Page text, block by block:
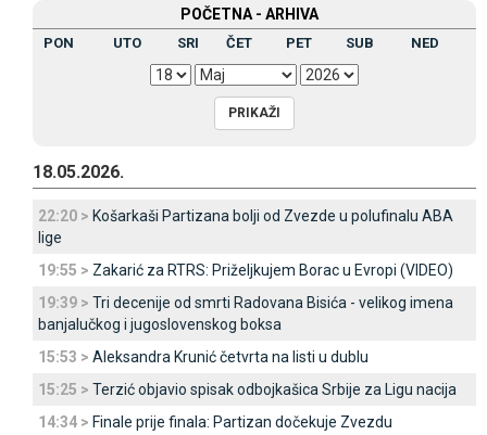
POČETNA - ARHIVA
PON UTO SRI ČET PET SUB NED
18.05.2026.
22:20 > Košarkaši Partizana bolji od Zvezde u polufinalu ABA
lige
19:55 > Zakarić za RTRS: Priželjkujem Borac u Evropi (VIDEO)
19:39 > Tri decenije od smrti Radovana Bisića - velikog imena
banjalučkog i jugoslovenskog boksa
15:53 > Aleksandra Krunić četvrta na listi u dublu
15:25 > Terzić objavio spisak odbojkašica Srbije za Ligu nacija
14:34 > Finale prije finala: Partizan dočekuje Zvezdu